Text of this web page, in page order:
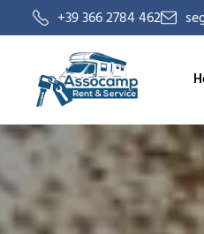
+39 366 2784 462